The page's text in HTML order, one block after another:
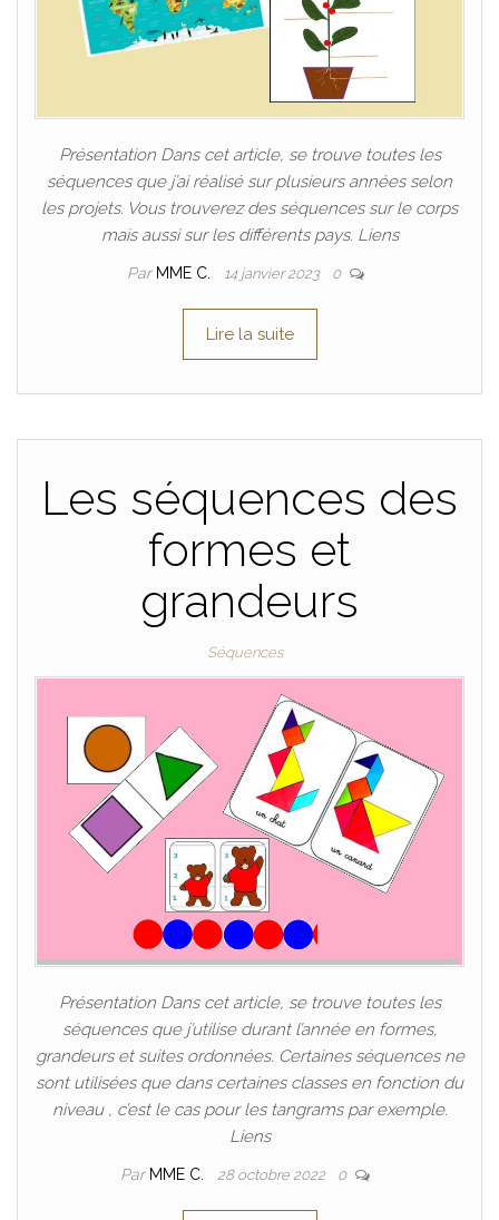
Présentation Dans cet article, se trouve toutes les
séquences que j’ai réalisé sur plusieurs années selon
les projets. Vous trouverez des séquences sur le corps
mais aussi sur les différents pays. Liens
Par MME C. 14 janvier 2023 0
Lire la suite
Les séquences des
formes et
grandeurs
Séquences
Présentation Dans cet article, se trouve toutes les
séquences que j’utilise durant l’année en formes,
grandeurs et suites ordonnées. Certaines séquences ne
sont utilisées que dans certaines classes en fonction du
niveau , c’est le cas pour les tangrams par exemple.
Liens
Par MME C. 28 octobre 2022 0